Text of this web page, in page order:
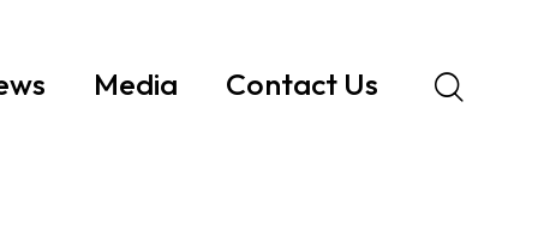
Media Contact Us